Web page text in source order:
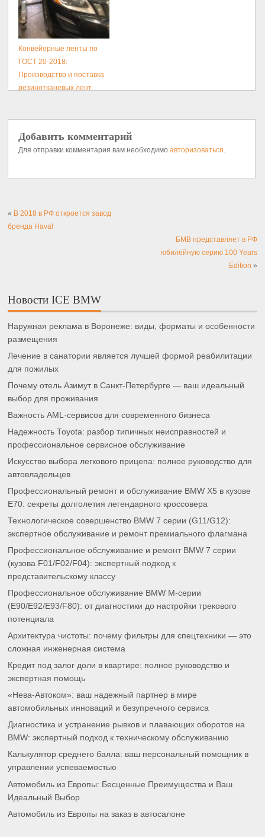
Конвейерные ленты по
ГОСТ 20-2018:
Производство и поставка
резинотканевых лент
Добавить комментарий
Для отправки комментария вам необходимоавторизоваться
« В 2018 в РФ откроется завод
бренда Haval
БМВ представляет в РФ
юбилейную серию 100 Years
Edition »
Новости ICE BMW
Наружная реклама в Воронеже: виды, форматы и особенности
размещения
Лечение в санатории является лучшей формой реабилитации
для пожилых
Почему отель Азимут в Санкт-Петербурге — ваш идеальный
выбор для проживания
Важность AML-сервисов для современного бизнеса
Надежность Toyota: разбор типичных неисправностей и
профессиональное сервисное обслуживание
Искусство выбора легкового прицепа: полное руководство для
автовладельцев
Профессиональный ремонт и обслуживание BMW X5 в кузове
E70: секреты долголетия легендарного кроссовера
Технологическое совершенство BMW 7 серии (G11/G12):
экспертное обслуживание и ремонт премиального флагмана
Профессиональное обслуживание и ремонт BMW 7 серии
(кузова F01/F02/F04): экспертный подход к
представительскому классу
Профессиональное обслуживание BMW M-серии
(E90/E92/E93/F80): от диагностики до настройки трекового
потенциала
Архитектура чистоты: почему фильтры для спецтехники — это
сложная инженерная система
Кредит под залог доли в квартире: полное руководство и
экспертная помощь
«Нева-Автоком»: ваш надежный партнер в мире
автомобильных инноваций и безупречного сервиса
Диагностика и устранение рывков и плавающих оборотов на
BMW: экспертный подход к техническому обслуживанию
Калькулятор среднего балла: ваш персональный помощник в
управлении успеваемостью
Автомобиль из Европы: Бесценные Преимущества и Ваш
Идеальный Выбор
Автомобиль из Европы на заказ в автосалоне